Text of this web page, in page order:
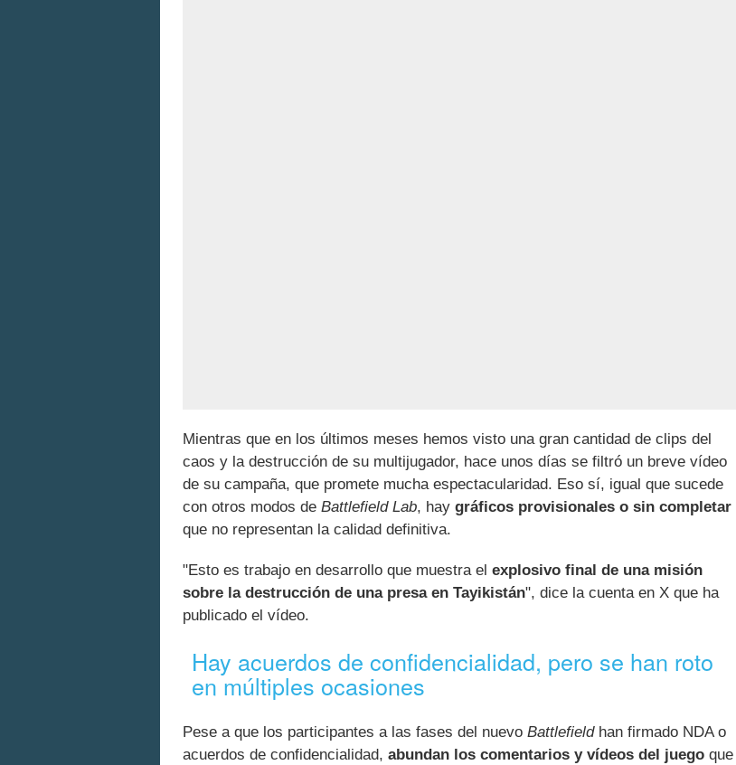
Mientras que en los últimos meses hemos visto una gran cantidad de clips del
caos y la destrucción de su multijugador, hace unos días se filtró un breve vídeo
de su campaña, que promete mucha espectacularidad. Eso sí, igual que sucede
con otros modos de Battlefield Lab, hay gráficos provisionales o sin completar
que no representan la calidad definitiva.
"Esto es trabajo en desarrollo que muestra el explosivo final de una misión
sobre la destrucción de una presa en Tayikistán", dice la cuenta en X que ha
publicado el vídeo.
Hay acuerdos de confidencialidad, pero se han roto
en múltiples ocasiones
Pese a que los participantes a las fases del nuevo Battlefieldhan firmado NDA o
acuerdos de confidencialidad, abundan los comentarios y vídeos del juego que